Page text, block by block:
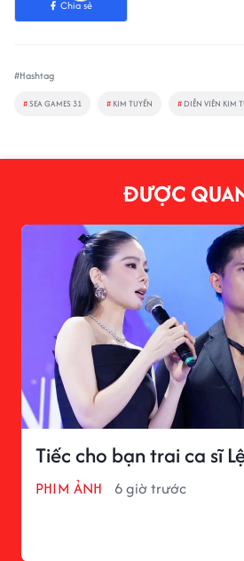
Chia sẻ
#Hashtag
#SEA GAMES 31 # KIM TUYẾN # DIỄN VIÊN KIM
ĐƯỢC
Tiếc cho bạn trai ca sĩ
PHIM ẢNH 6 giờ trước